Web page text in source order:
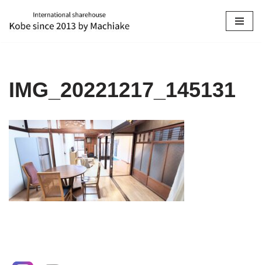
コ
キ
ッ
IMG_20221217_145131